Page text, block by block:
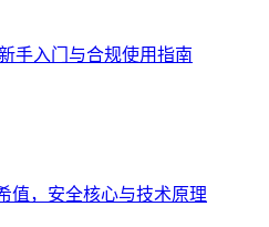
手入门与合规使用指南
值，安全核心与技术原理